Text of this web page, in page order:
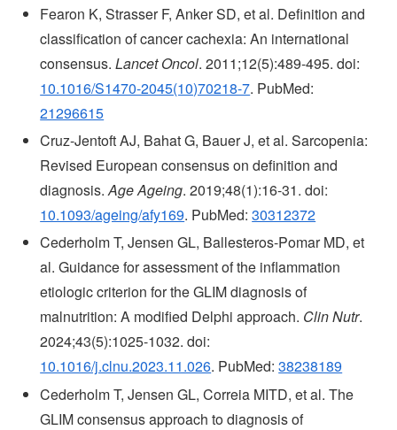
Fearon K, Strasser F, Anker SD, et al. Definition and
classification of cancer cachexia: An international
consensus.Lancet Oncol. 2011;12(5):489-495. doi:
10.1016/S1470-2045(10)70218-7. PubMed:
21296615
Cruz-Jentoft AJ, Bahat G, Bauer J, et al. Sarcopenia:
Revised European consensus on definition and
diagnosis.Age Ageing. 2019;48(1):16-31. doi:
10.1093/ageing/afy169. PubMed:30312372
Cederholm T, Jensen GL, Ballesteros-Pomar MD, et
al. Guidance for assessment of the inflammation
etiologic criterion for the GLIM diagnosis of
malnutrition: A modified Delphi approach. Clin Nutr.
2024;43(5):1025-1032. doi:
10.1016/j.clnu.2023.11.026. PubMed:38238189
Cederholm T, Jensen GL, Correia MITD, et al. The
GLIM consensus approach to diagnosis of